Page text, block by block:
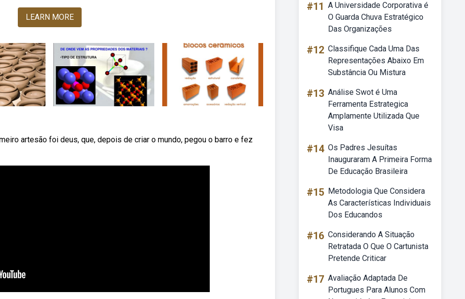
LEARN MORE
artesão foi deus, que, depois de criar o mundo, pegou o barro e fez
#11 A Universidade Corporativa é
O Guarda Chuva Estratégico
Das Organizações
#12 Classifique Cada Uma Das
Representações Abaixo Em
Substância Ou Mistura
#13 Análise Swot é Uma
Ferramenta Estrategica
Amplamente Utilizada Que
Visa
#14 Os Padres Jesuítas
Inauguraram A Primeira Forma
De Educação Brasileira
#15 Metodologia Que Considera
As Características Individuais
Dos Educandos
#16 Considerando A Situação
Retratada O Que O Cartunista
Pretende Criticar
#17 Avaliação Adaptada De
Portugues Para Alunos Com